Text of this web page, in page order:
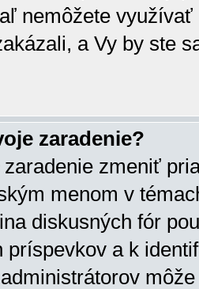
nemôžete
a Vy by ste
zaradenie?
zmeniť
menom v
diskusných fór
príspevkov a k